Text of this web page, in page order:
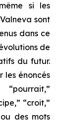
si les
sont
dans ce
de
du futur.
les énoncés
“croit,”
ou des mots